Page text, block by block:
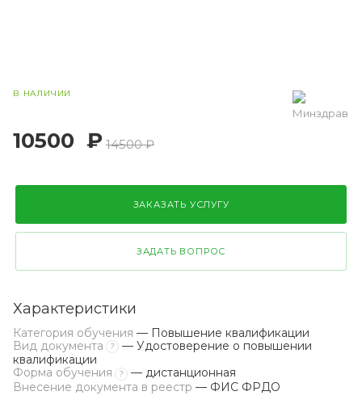
В НАЛИЧИИ
10500 ₽ 14500 ₽
ЗАКАЗАТЬ УСЛУГУ
ЗАДАТЬ ВОПРОС
Характеристики
Категория обучения — Повышение квалификации
Вид документа
?
— Удостоверение о повышении
квалификации
Форма обучения
?
— дистанционная
Внесение документа в реестр — ФИС ФРДО